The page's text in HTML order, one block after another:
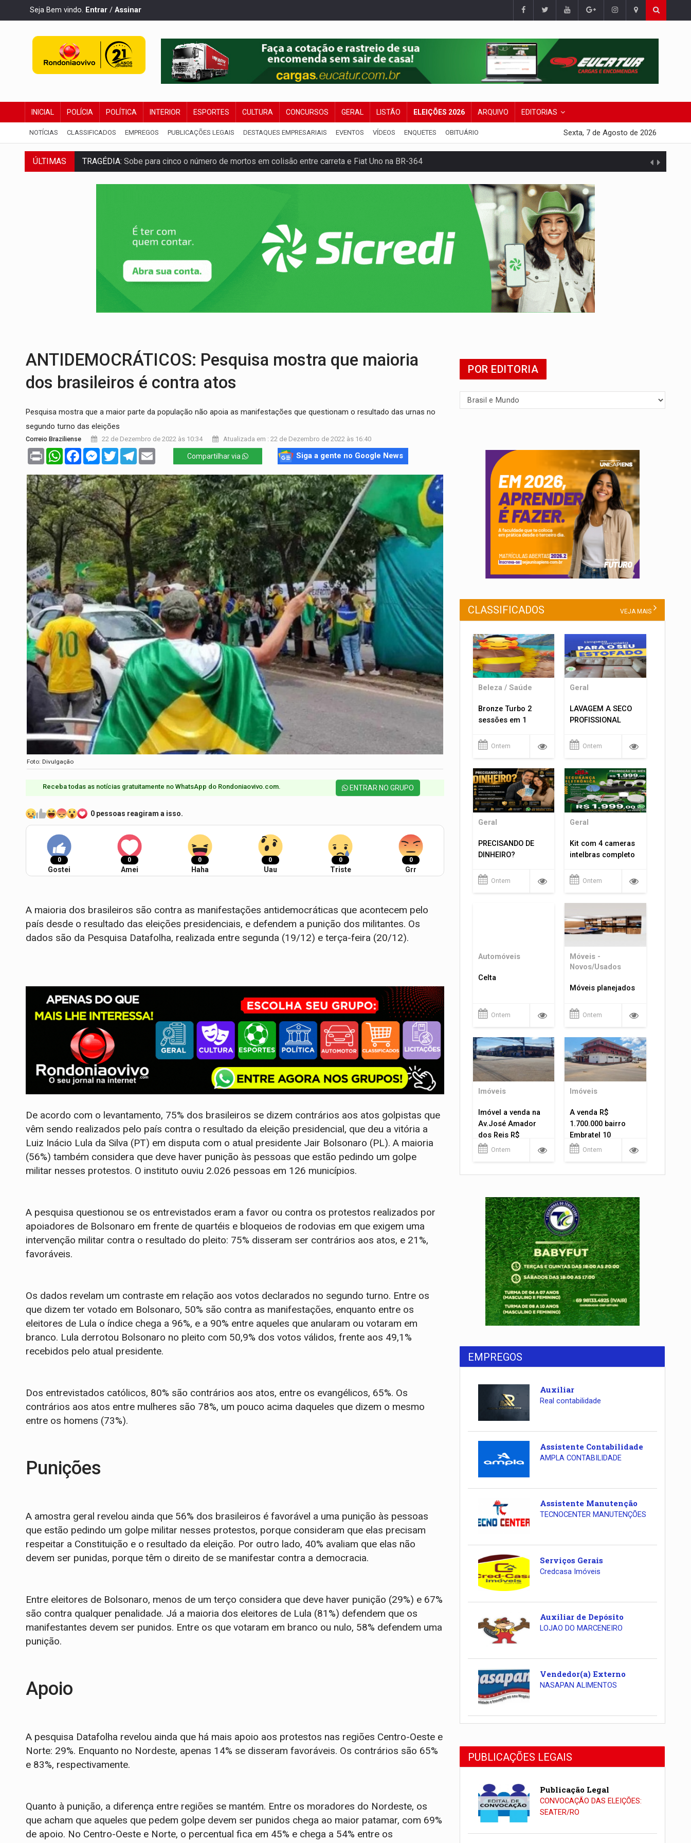
Seja Bem vindo. Entrar / Assinar
INICIAL POLÍCIA POLÍTICA INTERIOR ESPORTES CULTURA CONCURSOS GERAL LISTÃO ELEIÇÕES 2026 ARQUIVO EDITORIAS
NOTÍCIAS CLASSIFICADOS EMPREGOS PUBLICAÇÕES LEGAIS DESTAQUES EMPRESARIAIS EVENTOS VÍDEOS ENQUETES OBITUÁRIO Sexta, 7 de Agosto de 2026
ÚLTIMAS TRAGÉDIA: Sobe para cinco o número de mortos em colisão entre carreta e Fiat Uno na BR-364
TRANSPORTE DE ARROZ:MPF assegura cumprimento da legislação sobre transporte de cargas por empresa
Brasil e Rússia discutem energia nuclear, defesa e ciência em Brasília
Colisão entre caminhão e carro deixa quatro mortos e um em estado grave na BR
ENCONTRO:Amazônia Negra ganha projeção nacional com participação de Marcela Bonfim
PREVISÃO: Porto Velho tem chances de chuvas isoladas nesta sexta-feira (7)
SINDICATOS UNIDOS: Assembleia Geral delibera greve da educação municipal em Porto Velho
ANTIDEMOCRÁTICOS: Pesquisa mostra que maioria
dos brasileiros é contra atos
Pesquisa mostra que a maior parte da população não apoia as manifestações que questionam o resultado das urnas no
segundo turno das eleições
Correio Braziliense 22 de Dezembro de 2022 às 10:34 Atualizada em : 22 de Dezembro de 2022 às 16:40
Print WhatsAppFacebookMessenger
TwitterTelegram Compartilhar via Siga a gente no Google News
Foto: Divulgação
Receba todas as notícias gratuitamente no WhatsApp do Rondoniaovivo.com.​ ENTRAR NO GRUPO
0 pessoas reagiram a isso.
0
Gostei
0
Amei
0
Haha
0
Uau
0
Triste
0
Grr
A maioria dos brasileiros são contra as manifestações antidemocráticas que acontecem pelo
país desde o resultado das eleições presidenciais, e defendem a punição dos militantes. Os
dados são da Pesquisa Datafolha, realizada entre segunda (19/12) e terça-feira (20/12).
De acordo com o levantamento, 75% dos brasileiros se dizem contrários aos atos golpistas que
vêm sendo realizados pelo país contra o resultado da eleição presidencial, que deu a vitória a
Luiz Inácio Lula da Silva (PT) em disputa com o atual presidente Jair Bolsonaro (PL). A maioria
(56%) também considera que deve haver punição às pessoas que estão pedindo um golpe
militar nesses protestos. O instituto ouviu 2.026 pessoas em 126 municípios.
A pesquisa questionou se os entrevistados eram a favor ou contra os protestos realizados por
apoiadores de Bolsonaro em frente de quartéis e bloqueios de rodovias em que exigem uma
intervenção militar contra o resultado do pleito: 75% disseram ser contrários aos atos, e 21%,
favoráveis.
Os dados revelam um contraste em relação aos votos declarados no segundo turno. Entre os
que dizem ter votado em Bolsonaro, 50% são contra as manifestações, enquanto entre os
eleitores de Lula o índice chega a 96%, e a 90% entre aqueles que anularam ou votaram em
branco. Lula derrotou Bolsonaro no pleito com 50,9% dos votos válidos, frente aos 49,1%
recebidos pelo atual presidente.
Dos entrevistados católicos, 80% são contrários aos atos, entre os evangélicos, 65%. Os
contrários aos atos entre mulheres são 78%, um pouco acima daqueles que dizem o mesmo
entre os homens (73%).
Punições
A amostra geral revelou ainda que 56% dos brasileiros é favorável a uma punição às pessoas
que estão pedindo um golpe militar nesses protestos, porque consideram que elas precisam
respeitar a Constituição e o resultado da eleição. Por outro lado, 40% avaliam que elas não
devem ser punidas, porque têm o direito de se manifestar contra a democracia.
Entre eleitores de Bolsonaro, menos de um terço considera que deve haver punição (29%) e 67%
são contra qualquer penalidade. Já a maioria dos eleitores de Lula (81%) defendem que os
manifestantes devem ser punidos. Entre os que votaram em branco ou nulo, 58% defendem uma
punição.
Apoio
A pesquisa Datafolha revelou ainda que há mais apoio aos protestos nas regiões Centro-Oeste e
Norte: 29%. Enquanto no Nordeste, apenas 14% se disseram favoráveis. Os contrários são 65%
e 83%, respectivamente.
Quanto à punição, a diferença entre regiões se mantém. Entre os moradores do Nordeste, os
que acham que aqueles que pedem golpe devem ser punidos chega ao maior patamar, com 69%
de apoio. No Centro-Oeste e Norte, o percentual fica em 45% e chega a 54% entre os
POR EDITORIA
CLASSIFICADOS VEJA MAIS
Beleza / Saúde
Bronze Turbo 2
sessões em 1
Ontem
Geral
LAVAGEM A SECO
PROFISSIONAL
Ontem
Geral
PRECISANDO DE
DINHEIRO?
Ontem
Geral
Kit com 4 cameras
intelbras completo
Ontem
Automóveis
Celta
Ontem
Móveis -
Novos/Usados
Móveis planejados
Ontem
Imóveis
Imóvel a venda na
Av.José Amador
dos Reis R$
1.400.000
Ontem
Imóveis
A venda R$
1.700.000 bairro
Embratel 10
apartamentos!
Ontem
EMPREGOS
Auxiliar
Real contabilidade
Assistente Contabilidade
AMPLA CONTABILIDADE
Assistente Manutenção
TECNOCENTER MANUTENÇÕES
Serviços Gerais
Credcasa Imóveis
Auxiliar de Depósito
LOJAO DO MARCENEIRO
Vendedor(a) Externo
NASAPAN ALIMENTOS
PUBLICAÇÕES LEGAIS
Publicação Legal
CONVOCAÇÃO DAS ELEIÇÕES:
SEATER/RO